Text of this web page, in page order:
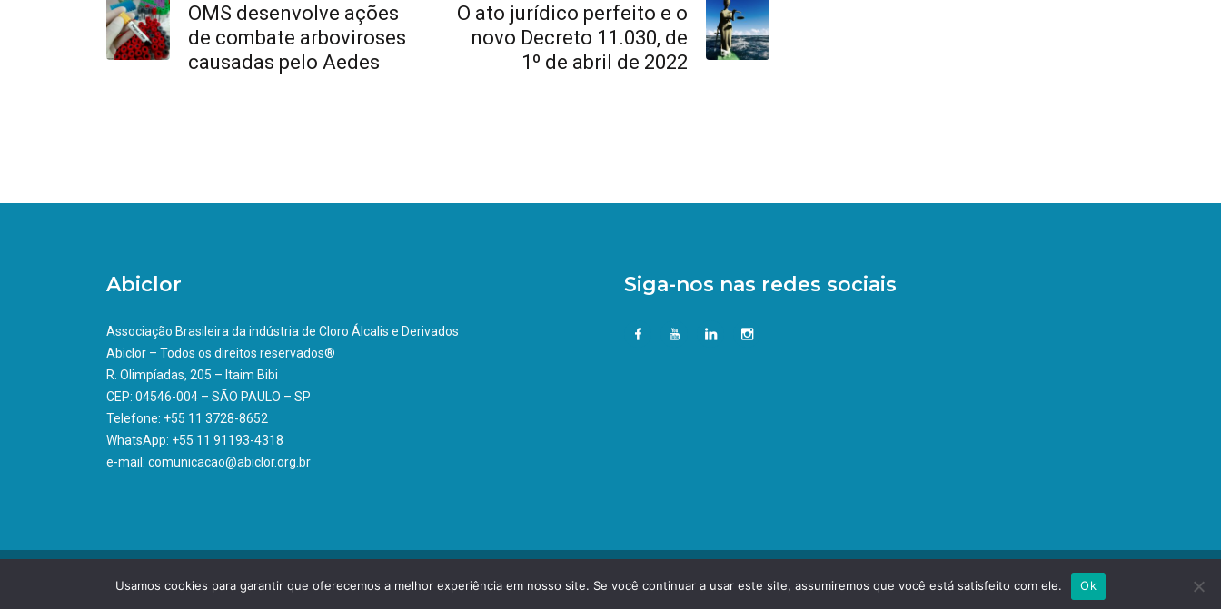
OMS desenvolve ações
de combate arboviroses
causadas pelo Aedes
O ato jurídico perfeito e o
novo Decreto 11.030, de
1º de abril de 2022
Abiclor
Associação Brasileira da indústria de Cloro Álcalis e Derivados
Abiclor – Todos os direitos reservados®
R. Olimpíadas, 205 – Itaim Bibi
CEP: 04546-004 – SÃO PAULO – SP
Telefone: +55 11 3728-8652
WhatsApp: +55 11 91193-4318
e-mail: comunicacao@abiclor.org.br
Siga-nos nas redes sociais
Usamos cookies para garantir que oferecemos a melhor experiência em nosso site. Se você continuar a usar este site, assumiremos que você está satisfeito com ele. Ok